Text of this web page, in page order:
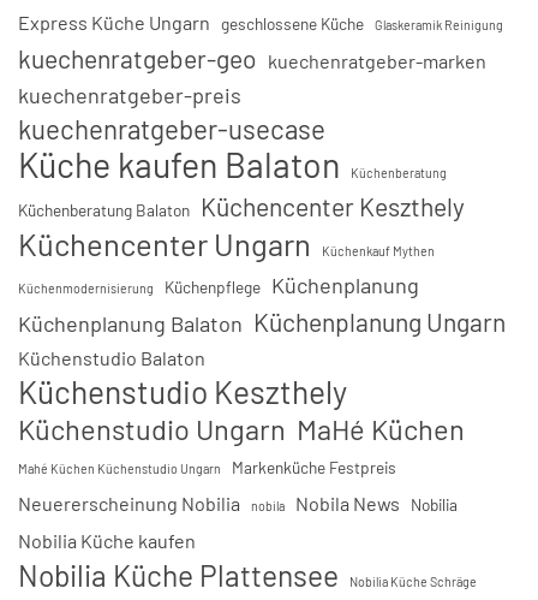
Express Küche Ungarn geschlossene Küche Glaskeramik Reinigung
kuechenratgeber-geo kuechenratgeber-marken
kuechenratgeber-preis
kuechenratgeber-usecase
Küche kaufen Balaton Küchenberatung
Küchenberatung Balaton Küchencenter Keszthely
Küchencenter Ungarn Küchenkauf Mythen
Küchenmodernisierung Küchenpflege Küchenplanung
Küchenplanung Balaton Küchenplanung Ungarn
Küchenstudio Balaton
Küchenstudio Keszthely
Küchenstudio Ungarn MaHé Küchen
Mahé Küchen Küchenstudio Ungarn Markenküche Festpreis
Neuererscheinung Nobilia nobila Nobila News Nobilia
Nobilia Küche kaufen
Nobilia Küche Plattensee Nobilia Küche Schräge